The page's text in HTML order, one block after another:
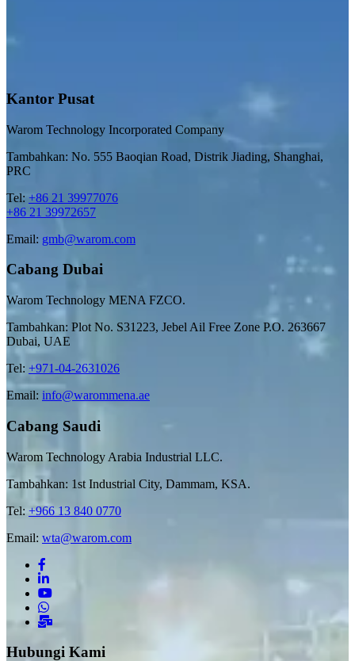
Kantor Pusat
Warom Technology Incorporated Company
Tambahkan: No. 555 Baoqian Road, Distrik Jiading, Shanghai,
PRC
Tel: +86 21 39977076
+86 21 39972657
Email: gmb@warom.com
Cabang Dubai
Warom Technology MENA FZCO.
Tambahkan: Plot No. S31223, Jebel Ail Free Zone P.O. 263667
Dubai, UAE
Tel: +971-04-2631026
Email: info@warommena.ae
Cabang Saudi
Warom Technology Arabia Industrial LLC.
Tambahkan: 1st Industrial City, Dammam, KSA.
Tel: +966 13 840 0770
Email: wta@warom.com
Hubungi Kami